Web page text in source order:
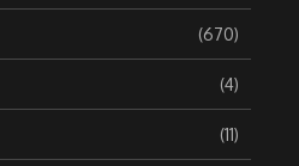
(670)
(4)
(11)